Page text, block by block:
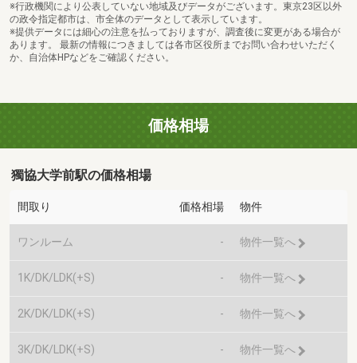
※行政機関により公表していない地域及びデータがございます。東京23区以外
の政令指定都市は、市全体のデータとして表示しています。
※提供データには細心の注意を払っておりますが、調査後に変更がある場合が
あります。 最新の情報につきましては各市区役所までお問い合わせいただく
か、自治体HPなどをご確認ください。
価格相場
獨協大学前駅の価格相場
間取り 価格相場 物件
ワンルーム - 物件一覧へ
1K/DK/LDK(+S) - 物件一覧へ
2K/DK/LDK(+S) - 物件一覧へ
3K/DK/LDK(+S) - 物件一覧へ